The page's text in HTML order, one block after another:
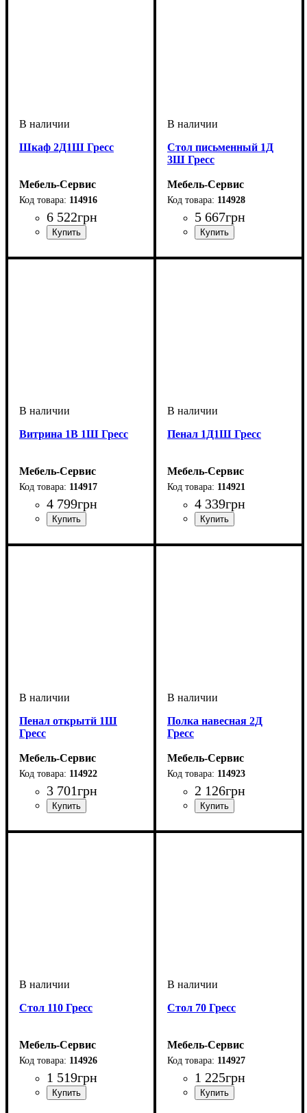
Шкаф 2Д1Ш Гресс
Мебель-Сервис
114916
6 522грн
Стол письменный 1Д
3Ш Гресс
Мебель-Сервис
114928
5 667грн
Витрина 1В 1Ш Гресс
Мебель-Сервис
114917
4 799грн
Пенал 1Д1Ш Гресс
Мебель-Сервис
114921
4 339грн
Пенал открытй 1Ш
Гресс
Мебель-Сервис
114922
3 701грн
Полка навесная 2Д
Гресс
Мебель-Сервис
114923
2 126грн
Стол 110 Гресс
Мебель-Сервис
114926
1 519грн
Стол 70 Гресс
Мебель-Сервис
114927
1 225грн